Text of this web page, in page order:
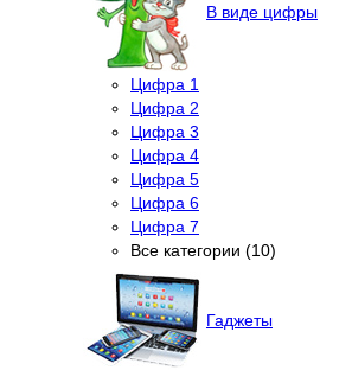
В виде цифры
Цифра 1
Цифра 2
Цифра 3
Цифра 4
Цифра 5
Цифра 6
Цифра 7
Все категории (10)
Гаджеты